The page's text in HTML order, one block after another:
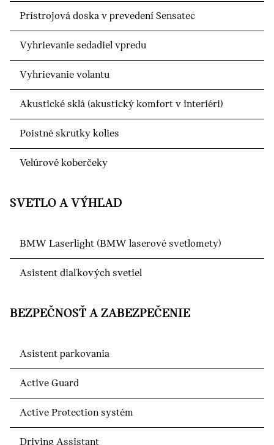
Prístrojová doska v prevedení Sensatec
Vyhrievanie sedadiel vpredu
Vyhrievanie volantu
Akustické sklá (akustický komfort v interiéri)
Poistné skrutky kolies
Velúrové koberčeky
SVETLO A VÝHĽAD
BMW Laserlight (BMW laserové svetlomety)
Asistent diaľkových svetiel
BEZPEČNOSŤ A ZABEZPEČENIE
Asistent parkovania
Active Guard
Active Protection systém
Driving Assistant